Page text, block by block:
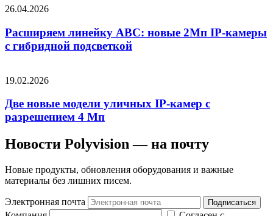
26.04.2026
Расширяем линейку ABC: новые 2Мп IP-камеры
c гибридной подсветкой
19.02.2026
Две новые модели уличных IP-камер с
разрешением 4 Мп
Новости Polyvision — на почту
Новые продукты, обновления оборудования и важные
материалы без лишних писем.
Электронная почта Подписаться